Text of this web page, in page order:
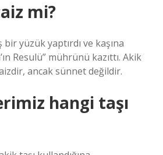
mi?
yüzük yaptırdı ve kaşına
Resulü” mührünü kazıttı. Akik
ancak sünnet değildir.
hangi taşı